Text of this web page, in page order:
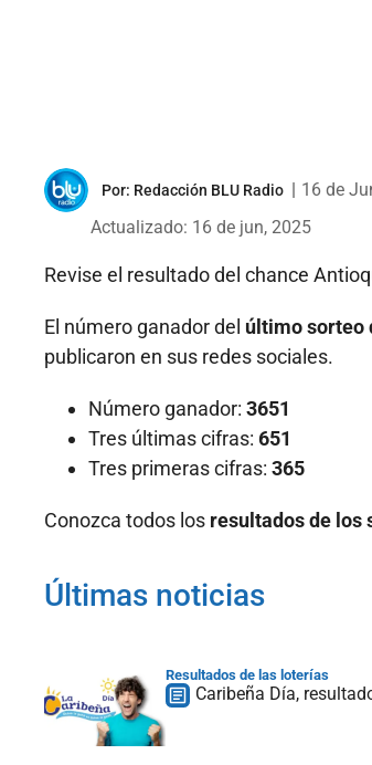
Por: Redacción BLU Radio
16 de
Actualizado: 16 de jun, 2025
Revise el resultado del chance
El número ganador del último sorteo
publicaron en sus redes sociales.
Número ganador: 3651
Tres últimas cifras: 651
Tres primeras cifras: 365
Conozca todos los resultados de los
Últimas noticias
Resultados de las loterías
Caribeña Día,